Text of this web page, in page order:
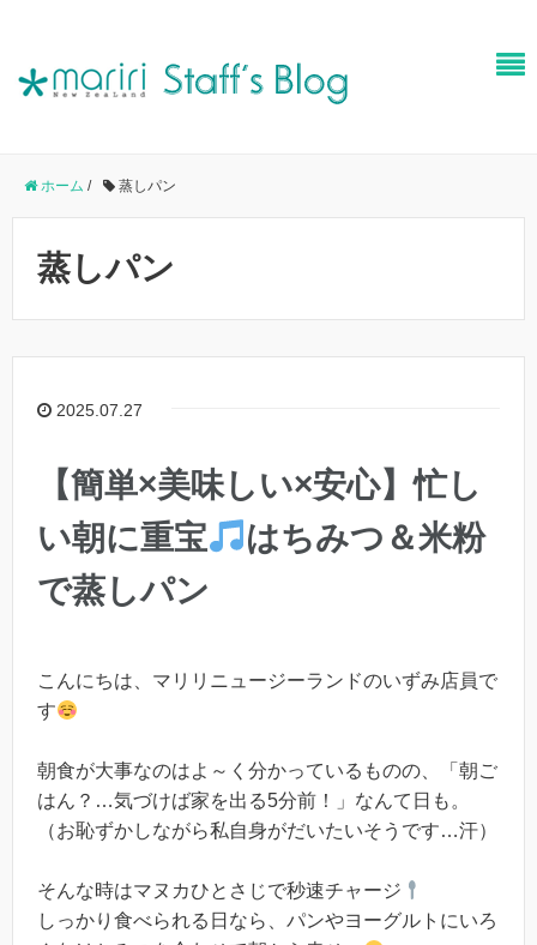
ホーム / 蒸しパン
蒸しパン
2025.07.27
【簡単×美味しい×安心】忙し
い朝に重宝
はちみつ＆米粉
で蒸しパン
こんにちは、マリリニュージーランドのいずみ店員で
す
朝食が大事なのはよ～く分かっているものの、「朝ご
はん？…気づけば家を出る5分前！」なんて日も。
（お恥ずかしながら私自身がだいたいそうです…汗）
そんな時はマヌカひとさじで秒速チャージ
しっかり食べられる日なら、パンやヨーグルトにいろ